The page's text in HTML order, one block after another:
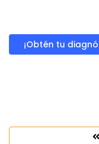
¡Obtén tu